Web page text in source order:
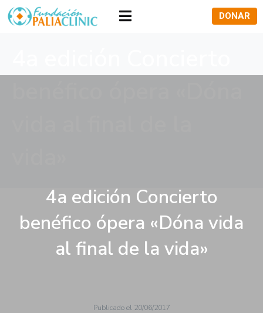
DONAR
4a edición Concierto
benéfico ópera «Dóna vida
al final de la vida»
Publicado el 20/06/2017